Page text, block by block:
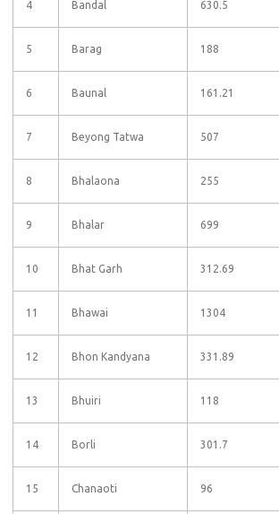
4 Bandal 630.5
5 Barag 188
6 Baunal 161.21
7 Beyong Tatwa 507
8 Bhalaona 255
9 Bhalar 699
10 Bhat Garh 312.69
11 Bhawai 1304
12 Bhon Kandyana 331.89
13 Bhuiri 118
14 Borli 301.7
15 Chanaoti 96